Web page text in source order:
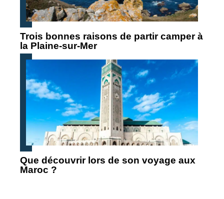
Trois bonnes raisons de partir camper à
la Plaine-sur-Mer
Que découvrir lors de son voyage aux
Maroc ?